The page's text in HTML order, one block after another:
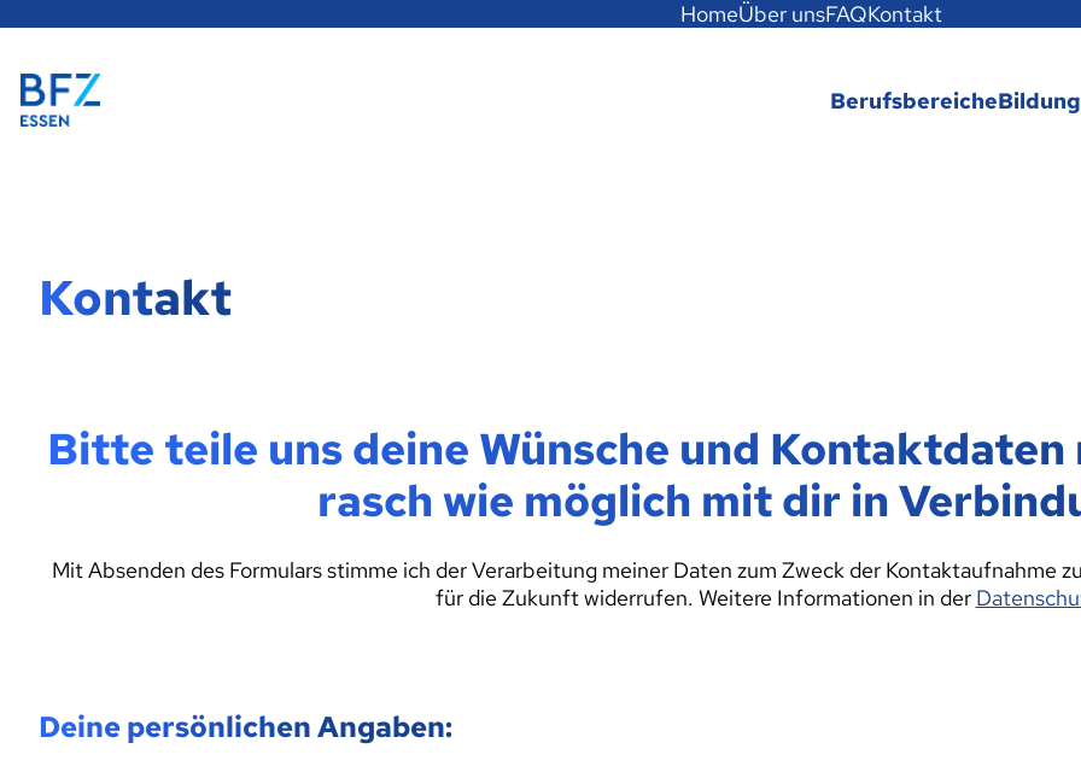
Seite
anspringen
HomeÜber unsFAQKontakt
Zur Startseite Berufsbereiche
Kontakt
Bitte teile uns deine Wünsche und
rasch wie möglich mit dir in
Mit Absenden des Formulars stimme ich der Verarbeitung meiner Daten zum Zweck der Kontaktaufnahme
für die Zukunft widerrufen. Weitere Informationen in der
Deine persönlichen Angaben: